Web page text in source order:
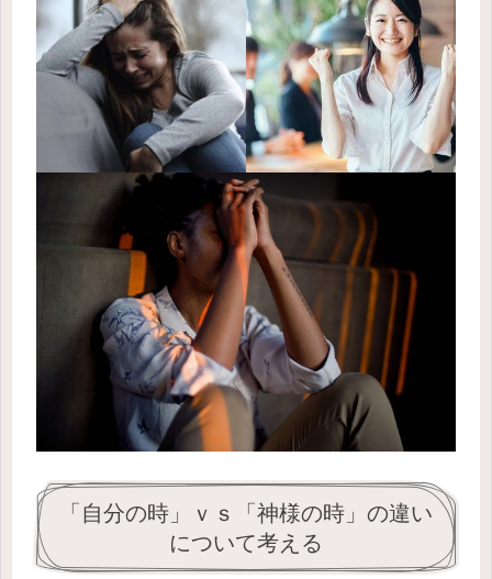
「自分の時」ｖｓ「神様の時」の違い
について考える